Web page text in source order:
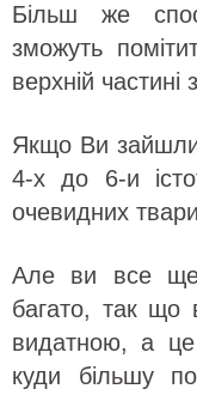
Більш же
зможуть
верхній частині
Якщо Ви зайшли
4-х до 6-и
очевидних
Але ви все ще
багато, так що
видатною, а
куди більшу